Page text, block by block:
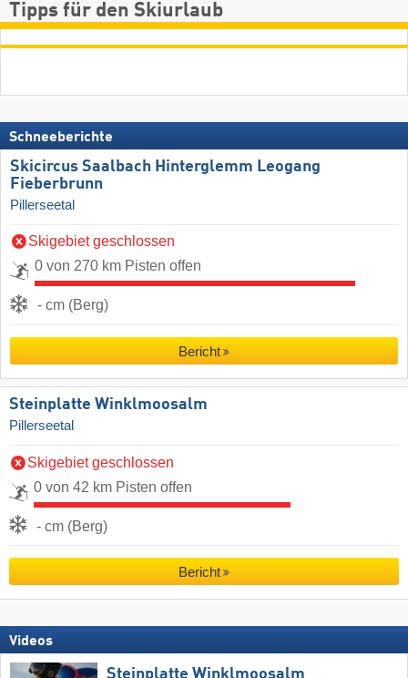
Tipps für den Skiurlaub
Schneeberichte
Skicircus Saalbach Hinterglemm Leogang
Fieberbrunn
Pillerseetal
Skigebiet geschlossen
0 von 270 km Pisten offen
- cm (Berg)
Bericht
Steinplatte Winklmoosalm
Pillerseetal
Skigebiet geschlossen
0 von 42 km Pisten offen
- cm (Berg)
Bericht
Videos
Steinplatte Winklmoosalm